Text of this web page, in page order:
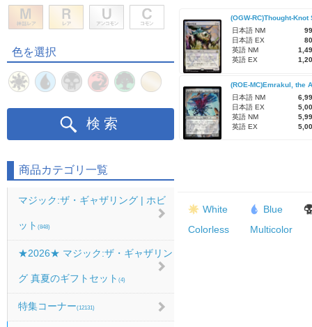
色を選択
検索
商品カテゴリ一覧
マジック:ザ・ギャザリング | ホビ
ット (848)
★2026★ マジック:ザ・ギャザリン
グ 真夏のギフトセット (4)
特集コーナー(12131)
(OGW-RC)Thought-Knot
日本語 NM
日本語 EX
英語 NM
英語 EX
日本語 NM
日本語 EX
英語 NM
英語 EX
White
Blue
Colorless
Multicolor